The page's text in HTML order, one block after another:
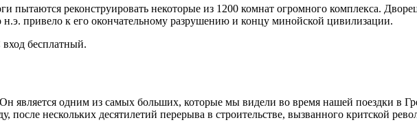
реконструировать некоторые из 1200 комнат огромного комплекса.
привело к его окончательному разрушению и концу минойской цивилизации.
бесплатный.
является одним из самых больших, которые мы видели во время нашей поездки в
после нескольких десятилетий перерыва в строительстве, вызванного критской